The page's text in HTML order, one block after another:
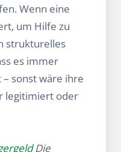
Wenn eine
um Hilfe zu
strukturelles
es immer
sonst wäre ihre
legitimiert oder
Die